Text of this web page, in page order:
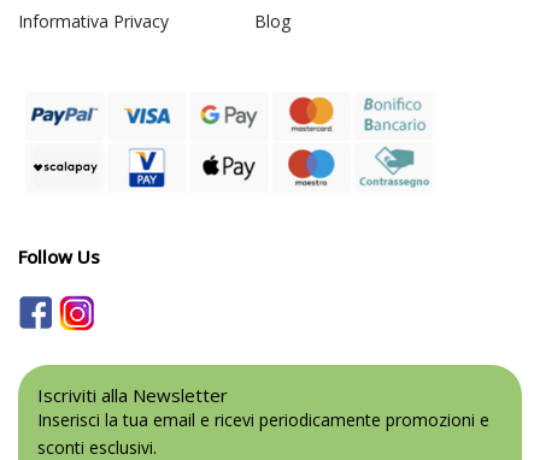
Informativa Privacy
Blog
Follow Us
Iscriviti alla Newsletter
Inserisci la tua email e ricevi periodicamente promozioni e
sconti esclusivi.